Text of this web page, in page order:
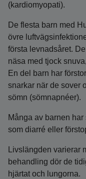
(kardiomyopati).
De flesta barn med
övre
första levnadsåret.
näsa med tjock
En del barn har
snarkar när de sover
sömn (sömnapnéer).
Många av barnen
som diarré eller
Livslängden varierar
behandling dör de
hjärtat och lungorna.